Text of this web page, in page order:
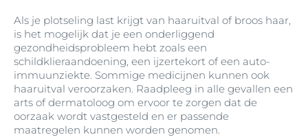
Als je plotseling last krijgt van haaruitval of broos haar,
is het mogelijk dat je een onderliggend
gezondheidsprobleem hebt zoals een
schildklieraandoening, een ijzertekort of een auto-
immuunziekte. Sommige medicijnen kunnen ook
haaruitval veroorzaken. Raadpleeg in alle gevallen een
arts of dermatoloog om ervoor te zorgen dat de
oorzaak wordt vastgesteld en er passende
maatregelen kunnen worden genomen.